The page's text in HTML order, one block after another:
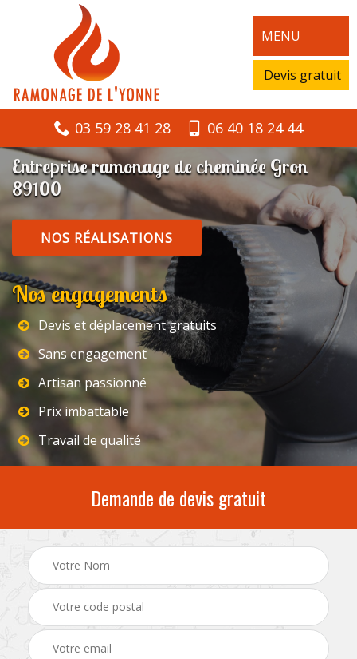
MENU
Devis gratuit
03 59 28 41 28 06 40 18 24 44
Entreprise ramonage de cheminée Gron
89100
NOS RÉALISATIONS
Nos engagements
Devis et déplacement gratuits
Sans engagement
Artisan passionné
Prix imbattable
Travail de qualité
Demande de devis gratuit